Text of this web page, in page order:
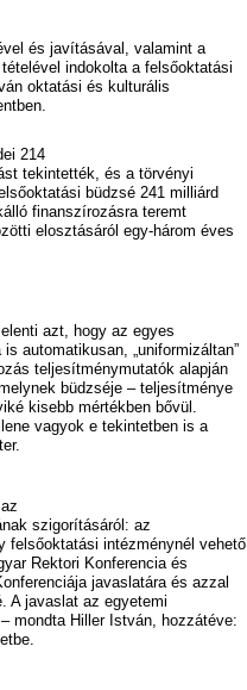
és javításával, valamint a
indokolta a felsőoktatási
oktatási és kulturális
214
tekintették, és a törvényi
büdzsé 241 milliárd
finanszírozásra teremt
elosztásáról egy-három éves
azt, hogy az egyes
automatikusan, „uniformizáltan”
teljesítménymutatók alapján
büdzséje – teljesítménye
kisebb mértékben bővül.
vagyok e tekintetben is a
szigorításáról: az
felsőoktatási intézménynél vehető
Rektori Konferencia és
javaslatára és azzal
A javaslat az egyetemi
mondta Hiller István, hozzátéve: